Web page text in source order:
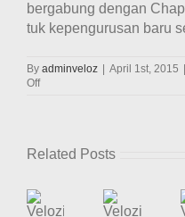
bergabung dengan
tuk kepengurusan baru
By adminveloz April 1st, 2015
Offon
Chapter
Velozity
Chapter)
Related Posts